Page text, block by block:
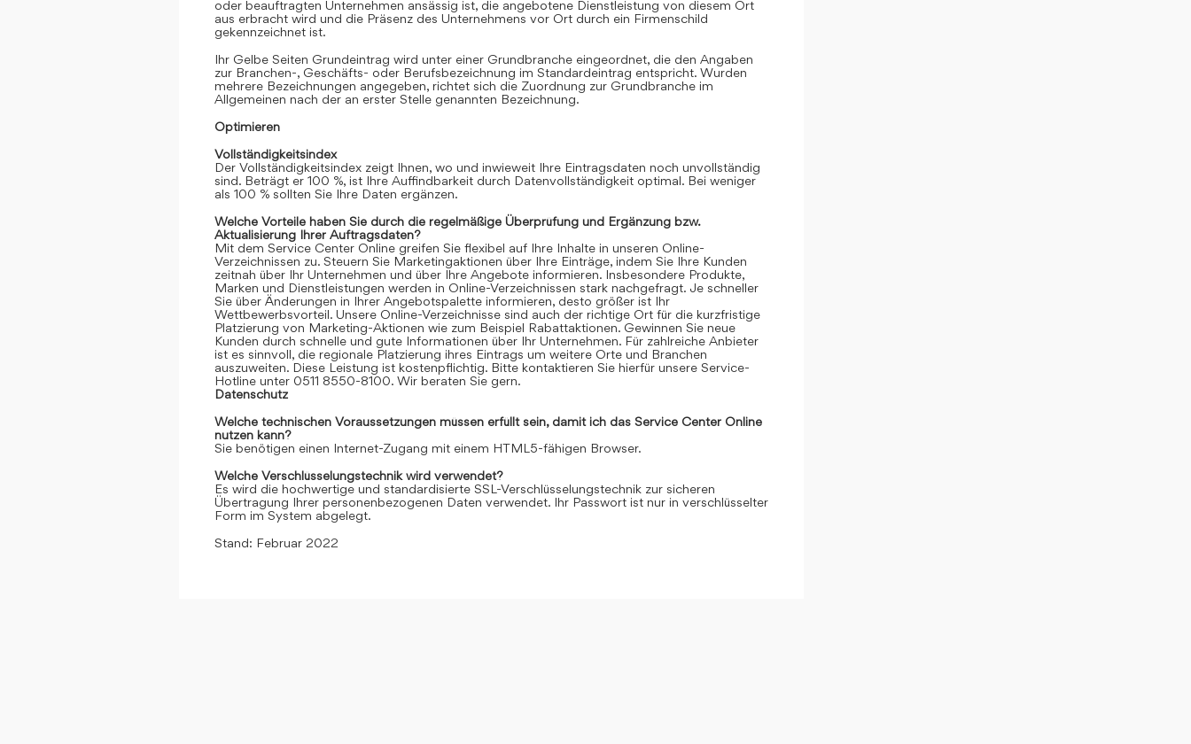
oder beauftragten Unternehmen ansässig ist, die angebotene Dienstleistung von diesem Ort
aus erbracht wird und die Präsenz des Unternehmens vor Ort durch ein Firmenschild
gekennzeichnet ist.
Ihr Gelbe Seiten Grundeintrag wird unter einer Grundbranche eingeordnet, die den Angaben
zur Branchen-, Geschäfts- oder Berufsbezeichnung im Standardeintrag entspricht. Wurden
mehrere Bezeichnungen angegeben, richtet sich die Zuordnung zur Grundbranche im
Allgemeinen nach der an erster Stelle genannten Bezeichnung.
Optimieren
Vollständigkeitsindex
Der Vollständigkeitsindex zeigt Ihnen, wo und inwieweit Ihre Eintragsdaten noch unvollständig
sind. Beträgt er 100 %, ist Ihre Auffindbarkeit durch Datenvollständigkeit optimal. Bei weniger
als 100 % sollten Sie Ihre Daten ergänzen.
Welche Vorteile haben Sie durch die regelmäßige Überprüfung und Ergänzung bzw.
Aktualisierung Ihrer Auftragsdaten?
Mit dem Service Center Online greifen Sie flexibel auf Ihre Inhalte in unseren Online-
Verzeichnissen zu. Steuern Sie Marketingaktionen über Ihre Einträge, indem Sie Ihre Kunden
zeitnah über Ihr Unternehmen und über Ihre Angebote informieren. Insbesondere Produkte,
Marken und Dienstleistungen werden in Online-Verzeichnissen stark nachgefragt. Je schneller
Sie über Änderungen in Ihrer Angebotspalette informieren, desto größer ist Ihr
Wettbewerbsvorteil. Unsere Online-Verzeichnisse sind auch der richtige Ort für die kurzfristige
Platzierung von Marketing-Aktionen wie zum Beispiel Rabattaktionen. Gewinnen Sie neue
Kunden durch schnelle und gute Informationen über Ihr Unternehmen. Für zahlreiche Anbieter
ist es sinnvoll, die regionale Platzierung ihres Eintrags um weitere Orte und Branchen
auszuweiten. Diese Leistung ist kostenpflichtig. Bitte kontaktieren Sie hierfür unsere Service-
Hotline unter 0511 8550-8100. Wir beraten Sie gern.
Datenschutz
Welche technischen Voraussetzungen müssen erfüllt sein, damit ich das Service Center Online
nutzen kann?
Sie benötigen einen Internet-Zugang mit einem HTML5-fähigen Browser.
Welche Verschlüsselungstechnik wird verwendet?
Es wird die hochwertige und standardisierte SSL-Verschlüsselungstechnik zur sicheren
Übertragung Ihrer personenbezogenen Daten verwendet. Ihr Passwort ist nur in verschlüsselter
Form im System abgelegt.
Stand: Februar 2022